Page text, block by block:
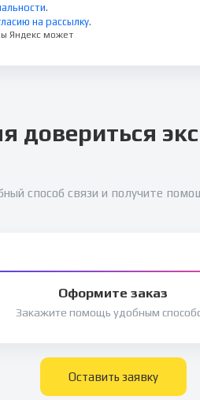
.
на рассылку.
Яндекс может
довериться
способ связи и получите
Оформите заказ
Закажите помощь удобным
Оставить заявку